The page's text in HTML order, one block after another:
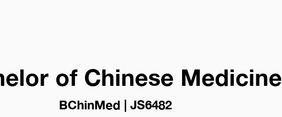
of Chinese Medicine
BChinMed | JS6482